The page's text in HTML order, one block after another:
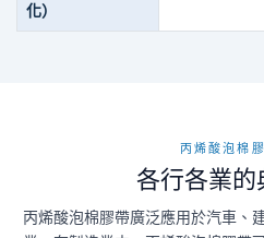
化）
丙烯酸泡棉
各行各業的
丙烯酸泡棉膠帶廣泛應用於汽車、